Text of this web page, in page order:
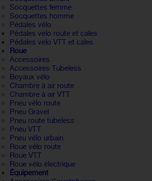
Socquettes femme
Socquettes homme
Pédales vélo
Pédales velo route et cales
Pédales velo VTT et cales
Roue
Accessoires
Accessoires Tubeless
Boyaux vélo
Chambre à air route
Chambre à air VTT
Pneu vélo route
Pneu Gravel
Pneu route tubeless
Pneu VTT
Pneu vélo urbain
Roue vélo route
Roue VTT
Roue vélo électrique
Équipement